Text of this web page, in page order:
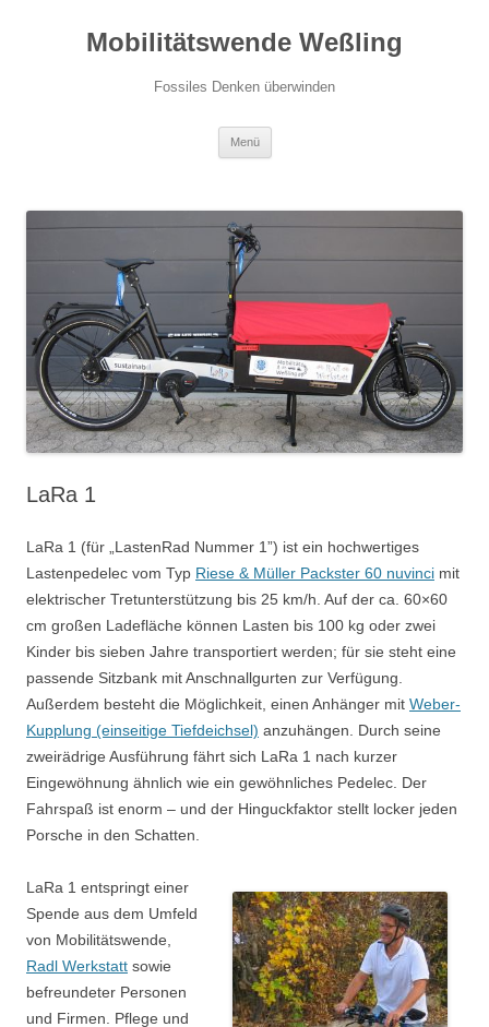
Mobilitätswende Weßling
Fossiles Denken überwinden
Menü
LaRa 1
LaRa 1 (für „LastenRad Nummer 1”) ist ein hochwertiges
Lastenpedelec vom Typ Riese & Müller Packster 60 nuvinci mit
elektrischer Tretunterstützung bis 25 km/h. Auf der ca. 60×60
cm großen Ladefläche können Lasten bis 100 kg oder zwei
Kinder bis sieben Jahre transportiert werden; für sie steht eine
passende Sitzbank mit Anschnallgurten zur Verfügung.
Außerdem besteht die Möglichkeit, einen Anhänger mit Weber-
Kupplung (einseitige Tiefdeichsel) anzuhängen. Durch seine
zweirädrige Ausführung fährt sich LaRa 1 nach kurzer
Eingewöhnung ähnlich wie ein gewöhnliches Pedelec. Der
Fahrspaß ist enorm – und der Hinguckfaktor stellt locker jeden
Porsche in den Schatten.
LaRa 1 entspringt einer
Spende aus dem Umfeld
von Mobilitätswende,
Radl Werkstatt sowie
befreundeter Personen
und Firmen. Pflege und